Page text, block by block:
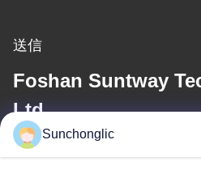
送信
Foshan Suntway
Ltd.
メール
Sunchonglic